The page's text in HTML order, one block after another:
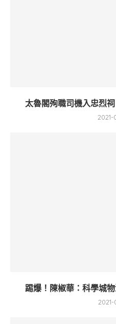
太魯閣殉職司機入忠烈
踢爆！陳椒華：科學城
2021-